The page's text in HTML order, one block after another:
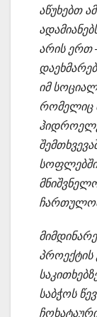
აწუხებთ
არის ერთ
იმ
რომელიც
საბჭოს